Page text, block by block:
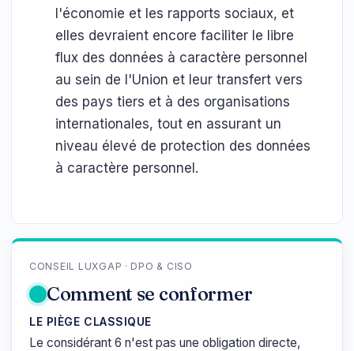
l'économie et les rapports sociaux, et
elles devraient encore faciliter le libre
flux des données à caractère personnel
au sein de l'Union et leur transfert vers
des pays tiers et à des organisations
internationales, tout en assurant un
niveau élevé de protection des données
à caractère personnel.
CONSEIL LUXGAP · DPO & CISO
Comment se conformer
LE PIÈGE CLASSIQUE
Le considérant 6 n'est pas une obligation directe,